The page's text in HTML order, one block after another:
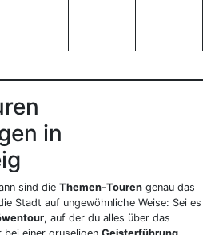
in
sind die Themen-Touren genau das
Stadt auf ungewöhnliche Weise: Sei es
, auf der du alles über das